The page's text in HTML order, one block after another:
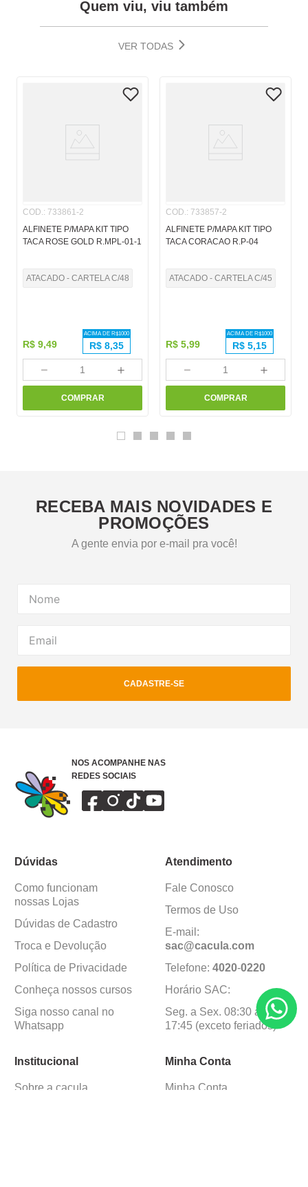
Quem viu, viu também
VER TODAS
COD.: 733861-2
ALFINETE P/MAPA KIT TIPO
TACA ROSE GOLD R.MPL-01-1
ATACADO - CARTELA C/48
R$ 9,49
ACIMA DE R$1000
R$ 8,35
＋
－
COMPRAR
COD.: 733857-2
ALFINETE P/MAPA KIT TIPO
TACA CORACAO R.P-04
ATACADO - CARTELA C/45
R$ 5,99
ACIMA DE R$1000
R$ 5,15
＋
－
COMPRAR
RECEBA MAIS NOVIDADES E
PROMOÇÕES
A gente envia por e-mail pra você!
CADASTRE-SE
NOS ACOMPANHE NAS
REDES SOCIAIS
Dúvidas
Como funcionam
nossas Lojas
Dúvidas de Cadastro
Troca e Devolução
Política de Privacidade
Conheça nossos cursos
Siga nosso canal no
Whatsapp
Atendimento
Fale Conosco
Termos de Uso
E-mail:
sac@cacula.com
Telefone: 4020-0220
Horário SAC:
Seg. a Sex. 08:30 às
17:45 (exceto feriados)
Institucional
Sobre a caçula
Minha Conta
Minha Conta